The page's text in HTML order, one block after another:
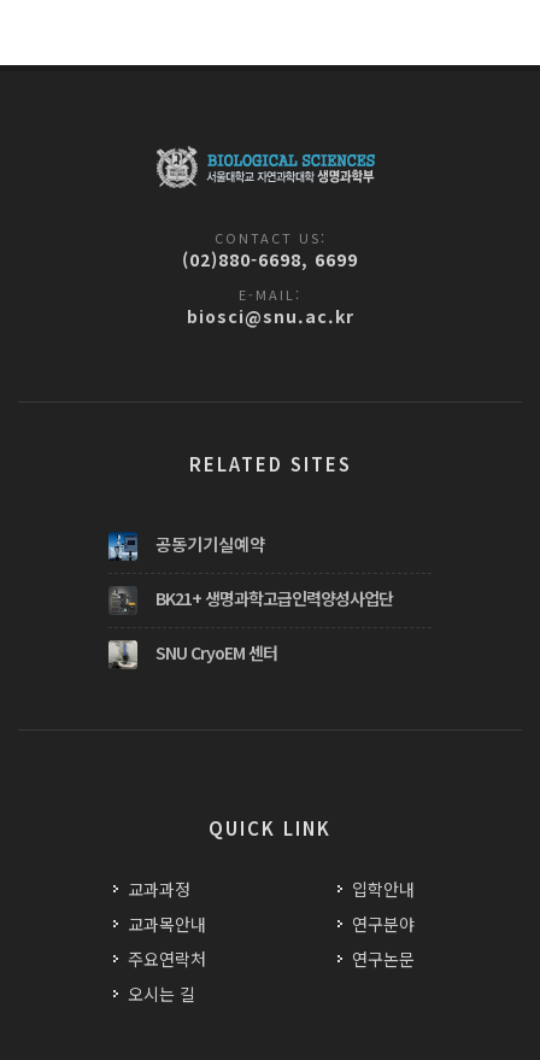
CONTACT US:
(02)880-6698, 6699
E-MAIL:
biosci@snu.ac.kr
RELATED SITES
공동기기실예약
BK21+ 생명과학고급인력양성사업단
SNU CryoEM 센터
QUICK LINK
교과과정
교과목안내
주요연락처
오시는 길
입학안내
연구분야
연구논문